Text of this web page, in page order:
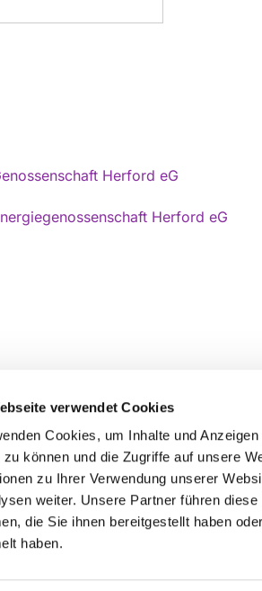
verwendet Cookies
Cookies, um Inhalte und
zu können und die Zugriffe auf unsere
zu Ihrer Verwendung unserer
weiter. Unsere Partner führen
die Sie ihnen bereitgestellt haben
haben.
Herford eG
Herford eG
Öffnungszeiten
Montag: 8:00
Donnerstag:
Freitag: 8:00 -
Kontaktliste